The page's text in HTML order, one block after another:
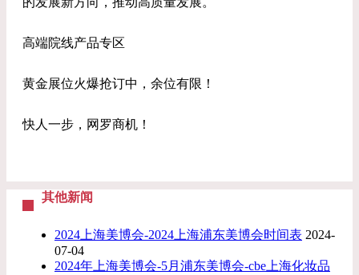
高端院线产品专区
黄金展位火爆抢订中，余位有限！
快人一步，网罗商机！
其他新闻
2024上海美博会-2024上海浦东美博会时间表 2024-
07-04
2024年上海美博会-5月浦东美博会-cbe上海化妆品